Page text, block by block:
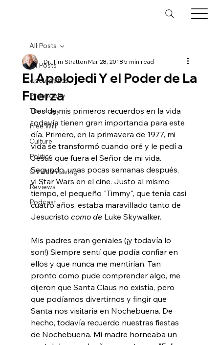
All Posts
Apologetics
Philosophy
Theology
Free Will
Culture
Politics
Christian Living
Reviews
Podcast
All Posts
El Apolojedi Y el Poder de La
Fuerza
Dr. Tim StrattonMar 28, 20185 min read
Dos de mis primeros recuerdos en la vida
todavía tienen gran importancia para este
día. Primero, en la primavera de 1977, mi
vida se transformó cuando oré y le pedí a
Jesús que fuera el Señor de mi vida.
Segundo, unas pocas semanas después,
vi Star Wars en el cine. Justo al mismo
tiempo, el pequeño "Timmy", que tenía casi
cuatro años, estaba maravillado tanto de
Jesucristo como de Luke Skywalker.
Mis padres eran geniales (¡y todavía lo
son!) Siempre sentí que podía confiar en
ellos y que nunca me mentirían. Tan
pronto como pude comprender algo, me
dijeron que Santa Claus no existía, pero
que podíamos divertirnos y fingir que
Santa nos visitaría en Nochebuena. De
hecho, todavía recuerdo nuestras fiestas
de Nochebuena. Mi madre horneaba un